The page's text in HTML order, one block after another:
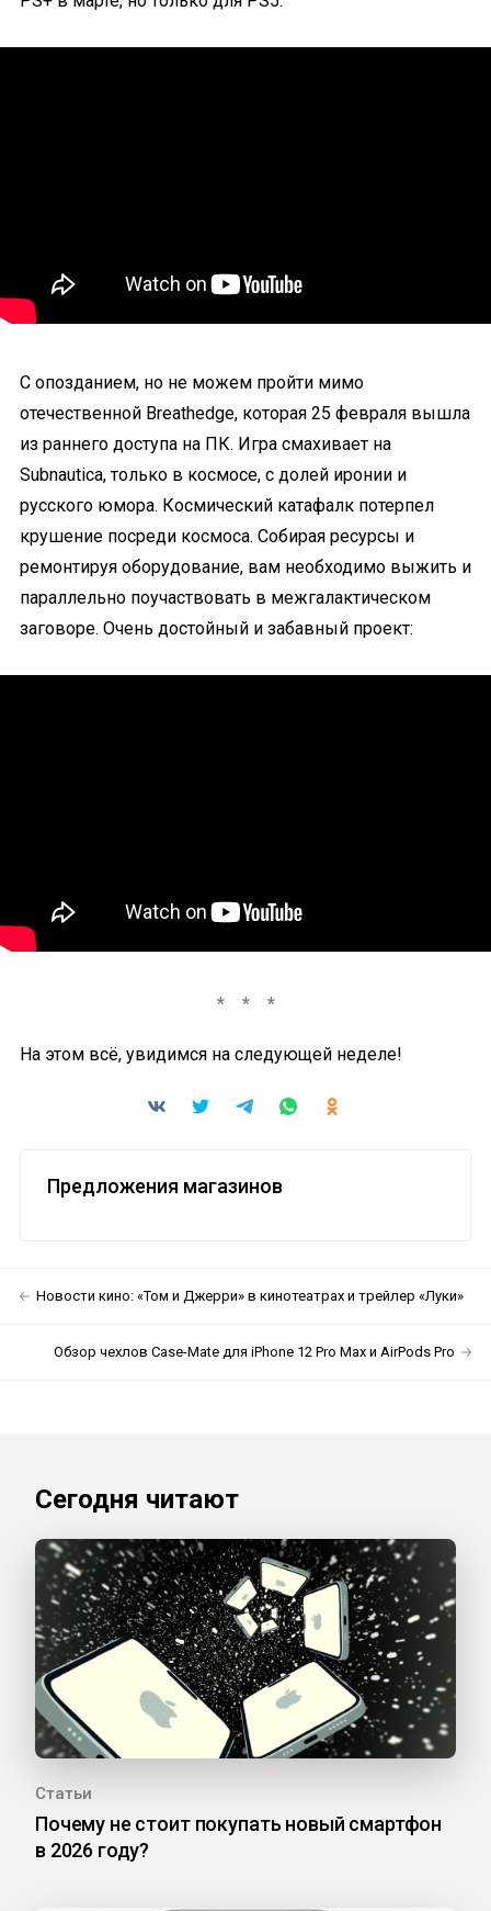
С опозданием, но не можем пройти мимо
отечественной Breathedge, которая 25 февраля вышла
из раннего доступа на ПК. Игра смахивает на
Subnautica, только в космосе, с долей иронии и
русского юмора. Космический катафалк потерпел
крушение посреди космоса. Собирая ресурсы и
ремонтируя оборудование, вам необходимо выжить и
параллельно поучаствовать в межгалактическом
заговоре. Очень достойный и забавный проект:
На этом всё, увидимся на следующей неделе!
Предложения магазинов
Новости кино: «Том и Джерри» в кинотеатрах и трейлер «Луки»
Обзор чехлов Case-Mate для iPhone 12 Pro Max и AirPods Pro
Сегодня читают
Статьи
Почему не стоит покупать новый смартфон
в 2026 году?